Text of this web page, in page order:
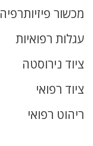
מכשור פיזיותרפיה
עגלות רפואיות
ציוד נירוסטה
ציוד רפואי
ריהוט רפואי